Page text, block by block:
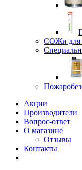
СОЖи для
Акции
Производители
Вопрос-ответ
О магазине
Отзывы
Контакты